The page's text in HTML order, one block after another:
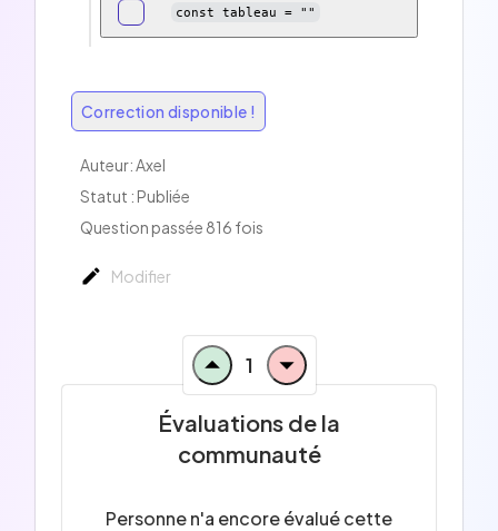
const tableau = ""
Correction disponible !
Auteur:Axel
Statut : Publiée
Question passée 816 fois
Modifier
1
Évaluations de la
communauté
Personne n'a encore évalué cette